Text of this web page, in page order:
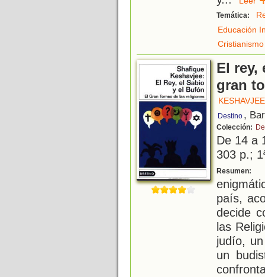
Temática:
Educación
Cristianismo
El
gran
Destino ,
Colección:
De 14 a
303 p.;
Resumen:
país,
decide
las
judío,
un